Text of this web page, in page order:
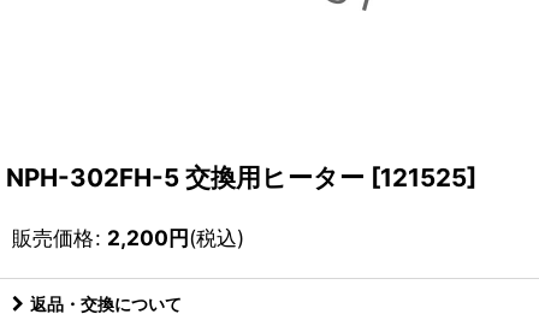
NPH-302FH-5 交換用ヒーター [121525]
販売価格: 2,200円(税込)
返品・交換について